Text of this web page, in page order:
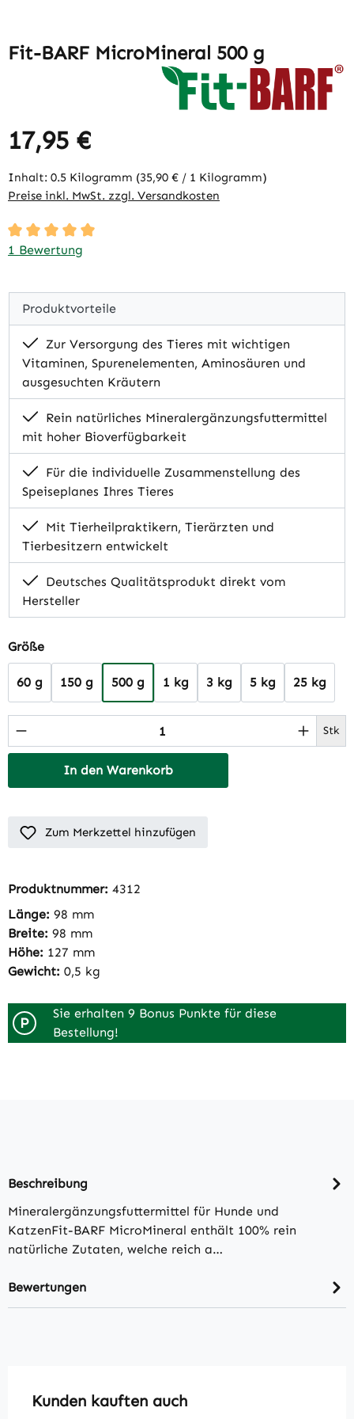
Fit-BARF MicroMineral 500 g
Regulärer Preis:
17,95 €
Inhalt: 0.5 Kilogramm (35,90 € / 1 Kilogramm)
Preise inkl. MwSt. zzgl. Versandkosten
Durchschnittliche Bewertung von 5 von 5 Sternen
1 Bewertung
Produktvorteile
Zur Versorgung des Tieres mit wichtigen
Vitaminen, Spurenelementen, Aminosäuren und
ausgesuchten Kräutern
Rein natürliches Mineralergänzungsfuttermittel
mit hoher Bioverfügbarkeit
Für die individuelle Zusammenstellung des
Speiseplanes Ihres Tieres
Mit Tierheilpraktikern, Tierärzten und
Tierbesitzern entwickelt
Deutsches Qualitätsprodukt direkt vom
Hersteller
Größeauswählen
60 g 150 g 500 g 1 kg 3 kg 5 kg 25 kg
Produkt Anzahl: Gib den gewünschten Stk
In den Warenkorb
Zum Merkzettel hinzufügen
Produktnummer: 4312
Länge: 98 mm
Breite: 98 mm
Höhe: 127 mm
Gewicht: 0,5 kg
P
Sie erhalten 9 Bonus Punkte für diese
Bestellung!
Beschreibung
Mineralergänzungsfuttermittel für Hunde und
KatzenFit-BARF MicroMineral enthält 100% rein
natürliche Zutaten, welche reich a…
Bewertungen
Produktgalerie überspringen
Kunden kauften auch